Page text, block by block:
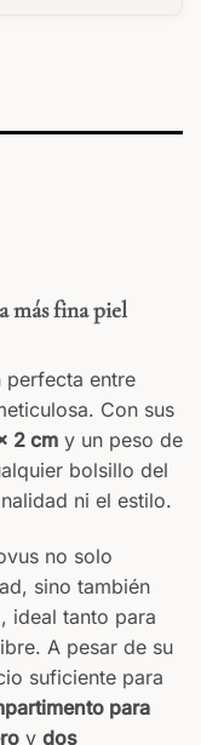
más fina piel
perfecta entre
Con sus
2 cm y un peso de
bolsillo del
ni el estilo.
no solo
sino también
ideal tanto para
A pesar de su
suficiente para
para
y dos